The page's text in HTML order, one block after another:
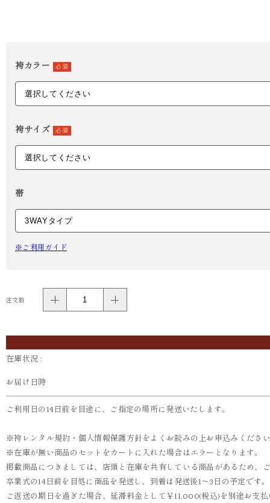
袴カラー 必須
袴サイズ 必須
帯
※ご利用ガイド
注文数
在庫状況 :
お届け日時
ご利用日の14日前を目途に、ご指定の場所に発送いたします。
※袴レンタル規約・個人情報保護方針をよくお読みの上お申込みくださ
※在庫が無い商品のセットをカートに入れた場合はエラーとなります。
掲載商品につきましては、店頭と在庫を共有している商品があるため
卒業式の14日前を目処に商品を発送し、到着は発送後1～3日の予定で
ご返送の期日を過ぎた場合、延滞料金として￥11,000(税込)を別途お支